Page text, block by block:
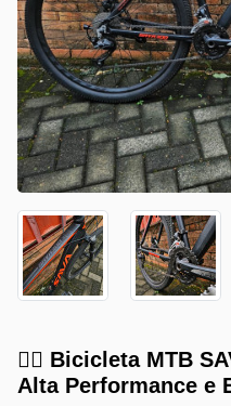
🚴‍♂️ Bicicleta MTB
Alta Performance e